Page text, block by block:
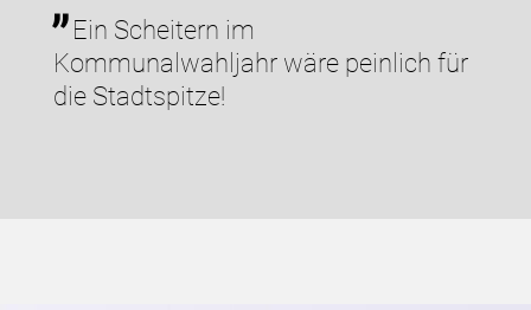
Ein Scheitern im
Kommunalwahljahr wäre peinlich für
die Stadtspitze!